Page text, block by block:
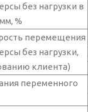
без нагрузки в
%
перемещения
без нагрузки,
клиента)
переменного